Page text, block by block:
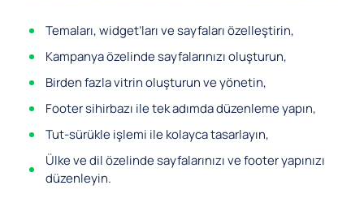
Temaları, widget’ları ve sayfaları özelleştirin,
Kampanya özelinde sayfalarınızı oluşturun,
Birden fazla vitrin oluşturun ve yönetin,
Footer sihirbazı ile tek adımda düzenleme yapın,
Tut-sürükle işlemi ile kolayca tasarlayın,
Ülke ve dil özelinde sayfalarınızı ve footer yapınızı
düzenleyin.